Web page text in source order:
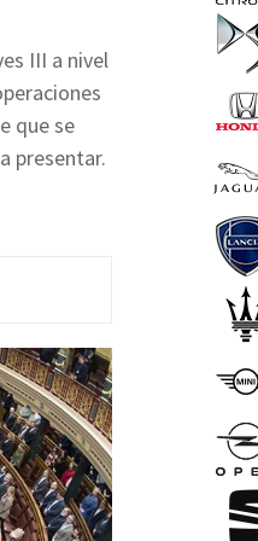
III a nivel
que se
presentar.